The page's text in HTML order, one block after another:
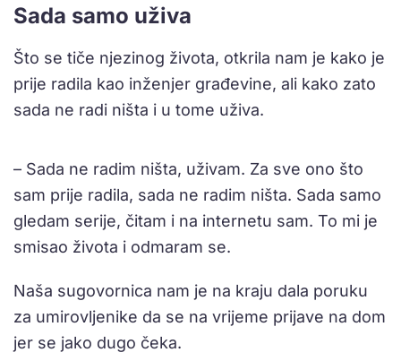
Sada samo uživa
Što se tiče njezinog života, otkrila nam je kako je
prije radila kao inženjer građevine, ali kako zato
sada ne radi ništa i u tome uživa.
– Sada ne radim ništa, uživam. Za sve ono što
sam prije radila, sada ne radim ništa. Sada samo
gledam serije, čitam i na internetu sam. To mi je
smisao života i odmaram se.
Naša sugovornica nam je na kraju dala poruku
za umirovljenike da se na vrijeme prijave na dom
jer se jako dugo čeka.